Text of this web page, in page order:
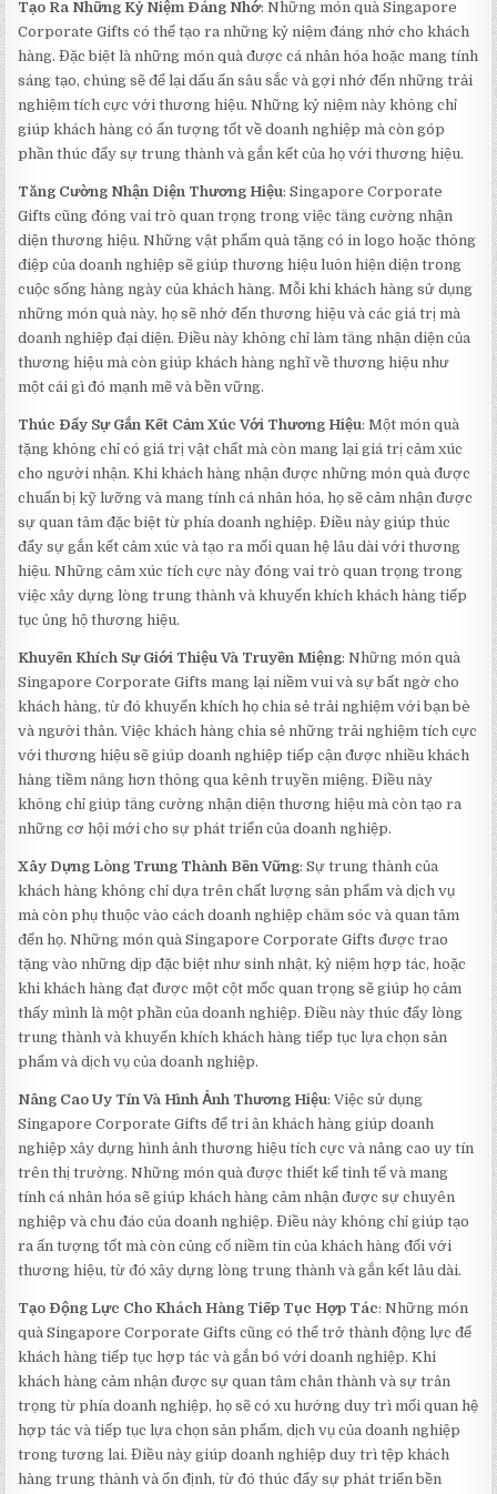
Tạo Ra Những Kỷ Niệm Đáng Nhớ: Những món quà Singapore
Corporate Gifts có thể tạo ra những kỷ niệm đáng nhớ cho khách
hàng. Đặc biệt là những món quà được cá nhân hóa hoặc mang tính
sáng tạo, chúng sẽ để lại dấu ấn sâu sắc và gợi nhớ đến những trải
nghiệm tích cực với thương hiệu. Những kỷ niệm này không chỉ
giúp khách hàng có ấn tượng tốt về doanh nghiệp mà còn góp
phần thúc đẩy sự trung thành và gắn kết của họ với thương hiệu.
Tăng Cường Nhận Diện Thương Hiệu: Singapore Corporate
Gifts cũng đóng vai trò quan trọng trong việc tăng cường nhận
diện thương hiệu. Những vật phẩm quà tặng có in logo hoặc thông
điệp của doanh nghiệp sẽ giúp thương hiệu luôn hiện diện trong
cuộc sống hàng ngày của khách hàng. Mỗi khi khách hàng sử dụng
những món quà này, họ sẽ nhớ đến thương hiệu và các giá trị mà
doanh nghiệp đại diện. Điều này không chỉ làm tăng nhận diện của
thương hiệu mà còn giúp khách hàng nghĩ về thương hiệu như
một cái gì đó mạnh mẽ và bền vững.
Thúc Đẩy Sự Gắn Kết Cảm Xúc Với Thương Hiệu: Một món quà
tặng không chỉ có giá trị vật chất mà còn mang lại giá trị cảm xúc
cho người nhận. Khi khách hàng nhận được những món quà được
chuẩn bị kỹ lưỡng và mang tính cá nhân hóa, họ sẽ cảm nhận được
sự quan tâm đặc biệt từ phía doanh nghiệp. Điều này giúp thúc
đẩy sự gắn kết cảm xúc và tạo ra mối quan hệ lâu dài với thương
hiệu. Những cảm xúc tích cực này đóng vai trò quan trọng trong
việc xây dựng lòng trung thành và khuyến khích khách hàng tiếp
tục ủng hộ thương hiệu.
Khuyến Khích Sự Giới Thiệu Và Truyền Miệng: Những món quà
Singapore Corporate Gifts mang lại niềm vui và sự bất ngờ cho
khách hàng, từ đó khuyến khích họ chia sẻ trải nghiệm với bạn bè
và người thân. Việc khách hàng chia sẻ những trải nghiệm tích cực
với thương hiệu sẽ giúp doanh nghiệp tiếp cận được nhiều khách
hàng tiềm năng hơn thông qua kênh truyền miệng. Điều này
không chỉ giúp tăng cường nhận diện thương hiệu mà còn tạo ra
những cơ hội mới cho sự phát triển của doanh nghiệp.
Xây Dựng Lòng Trung Thành Bền Vững: Sự trung thành của
khách hàng không chỉ dựa trên chất lượng sản phẩm và dịch vụ
mà còn phụ thuộc vào cách doanh nghiệp chăm sóc và quan tâm
đến họ. Những món quà Singapore Corporate Gifts được trao
tặng vào những dịp đặc biệt như sinh nhật, kỷ niệm hợp tác, hoặc
khi khách hàng đạt được một cột mốc quan trọng sẽ giúp họ cảm
thấy mình là một phần của doanh nghiệp. Điều này thúc đẩy lòng
trung thành và khuyến khích khách hàng tiếp tục lựa chọn sản
phẩm và dịch vụ của doanh nghiệp.
Nâng Cao Uy Tín Và Hình Ảnh Thương Hiệu: Việc sử dụng
Singapore Corporate Gifts để tri ân khách hàng giúp doanh
nghiệp xây dựng hình ảnh thương hiệu tích cực và nâng cao uy tín
trên thị trường. Những món quà được thiết kế tinh tế và mang
tính cá nhân hóa sẽ giúp khách hàng cảm nhận được sự chuyên
nghiệp và chu đáo của doanh nghiệp. Điều này không chỉ giúp tạo
ra ấn tượng tốt mà còn củng cố niềm tin của khách hàng đối với
thương hiệu, từ đó xây dựng lòng trung thành và gắn kết lâu dài.
Tạo Động Lực Cho Khách Hàng Tiếp Tục Hợp Tác: Những món
quà Singapore Corporate Gifts cũng có thể trở thành động lực để
khách hàng tiếp tục hợp tác và gắn bó với doanh nghiệp. Khi
khách hàng cảm nhận được sự quan tâm chân thành và sự trân
trọng từ phía doanh nghiệp, họ sẽ có xu hướng duy trì mối quan hệ
hợp tác và tiếp tục lựa chọn sản phẩm, dịch vụ của doanh nghiệp
trong tương lai. Điều này giúp doanh nghiệp duy trì tệp khách
hàng trung thành và ổn định, từ đó thúc đẩy sự phát triển bền